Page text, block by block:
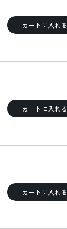
カートに入れる
カートに入れる
カートに入れる